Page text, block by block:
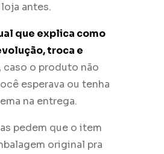
antes.
que explica como
troca e
, caso o produto não
esperava ou tenha
na entrega.
pedem que o item
original pra